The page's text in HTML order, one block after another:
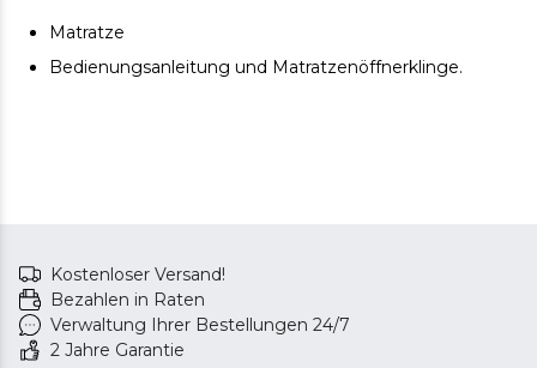
Matratze
Bedienungsanleitung und Matratzenöffnerklinge.
Kostenloser Versand!
Bezahlen in Raten
Verwaltung Ihrer Bestellungen 24/7
2 Jahre Garantie